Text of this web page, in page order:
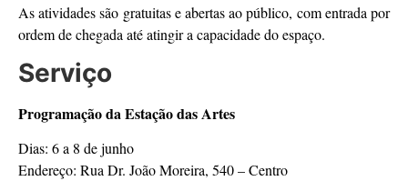
As atividades são gratuitas e abertas ao público, com entrada por
ordem de chegada até atingir a capacidade do espaço.
Serviço
Programação da Estação das Artes
Dias: 6 a 8 de junho
Endereço: Rua Dr. João Moreira, 540 – Centro